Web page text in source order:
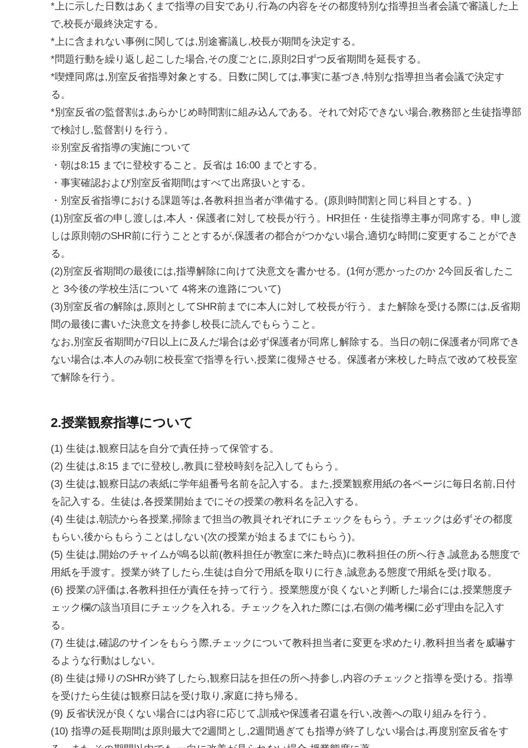
*上に示した日数はあくまで指導の目安であり,行為の内容をその都度特別な指導担当者会議で審議した上
で,校長が最終決定する。
*上に含まれない事例に関しては,別途審議し,校長が期間を決定する。
*問題行動を繰り返し起こした場合,その度ごとに,原則2日ずつ反省期間を延長する。
*喫煙同席は,別室反省指導対象とする。日数に関しては,事実に基づき,特別な指導担当者会議で決定す
る。
*別室反省の監督割は,あらかじめ時間割に組み込んである。それで対応できない場合,教務部と生徒指導部
で検討し,監督割りを行う。
※別室反省指導の実施について
・朝は8:15 までに登校すること。反省は 16:00 までとする。
・事実確認および別室反省期間はすべて出席扱いとする。
・別室反省指導における課題等は,各教科担当者が準備する。(原則時間割と同じ科目とする。)
(1)別室反省の申し渡しは,本人・保護者に対して校長が行う。HR担任・生徒指導主事が同席する。申し渡
しは原則朝のSHR前に行うこととするが,保護者の都合がつかない場合,適切な時間に変更することができ
る。
(2)別室反省期間の最後には,指導解除に向けて決意文を書かせる。(1何が悪かったのか 2今回反省したこ
と 3今後の学校生活について 4将来の進路について)
(3)別室反省の解除は,原則としてSHR前までに本人に対して校長が行う。また解除を受ける際には,反省期
間の最後に書いた決意文を持参し校長に読んでもらうこと。
なお,別室反省期間が7日以上に及んだ場合は必ず保護者が同席し解除する。当日の朝に保護者が同席でき
ない場合は,本人のみ朝に校長室で指導を行い,授業に復帰させる。保護者が来校した時点で改めて校長室
で解除を行う。
2.授業観察指導について
(1) 生徒は,観察日誌を自分で責任持って保管する。
(2) 生徒は,8:15 までに登校し,教員に登校時刻を記入してもらう。
(3) 生徒は,観察日誌の表紙に学年組番号名前を記入する。また,授業観察用紙の各ページに毎日名前,日付
を記入する。生徒は,各授業開始までにその授業の教科名を記入する。
(4) 生徒は,朝読から各授業,掃除まで担当の教員それぞれにチェックをもらう。チェックは必ずその都度
もらい,後からもらうことはしない(次の授業が始まるまでにもらう)。
(5) 生徒は,開始のチャイムが鳴る以前(教科担任が教室に来た時点)に教科担任の所へ行き,誠意ある態度で
用紙を手渡す。授業が終了したら,生徒は自分で用紙を取りに行き,誠意ある態度で用紙を受け取る。
(6) 授業の評価は,各教科担任が責任を持って行う。授業態度が良くないと判断した場合には,授業態度チ
ェック欄の該当項目にチェックを入れる。チェックを入れた際には,右側の備考欄に必ず理由を記入す
る。
(7) 生徒は,確認のサインをもらう際,チェックについて教科担当者に変更を求めたり,教科担当者を威嚇す
るような行動はしない。
(8) 生徒は帰りのSHRが終了したら,観察日誌を担任の所へ持参し,内容のチェックと指導を受ける。指導
を受けたら生徒は観察日誌を受け取り,家庭に持ち帰る。
(9) 反省状況が良くない場合には内容に応じて,訓戒や保護者召還を行い,改善への取り組みを行う。
(10) 指導の延長期間は原則最大で2週間とし,2週間過ぎても指導が終了しない場合は,再度別室反省をす